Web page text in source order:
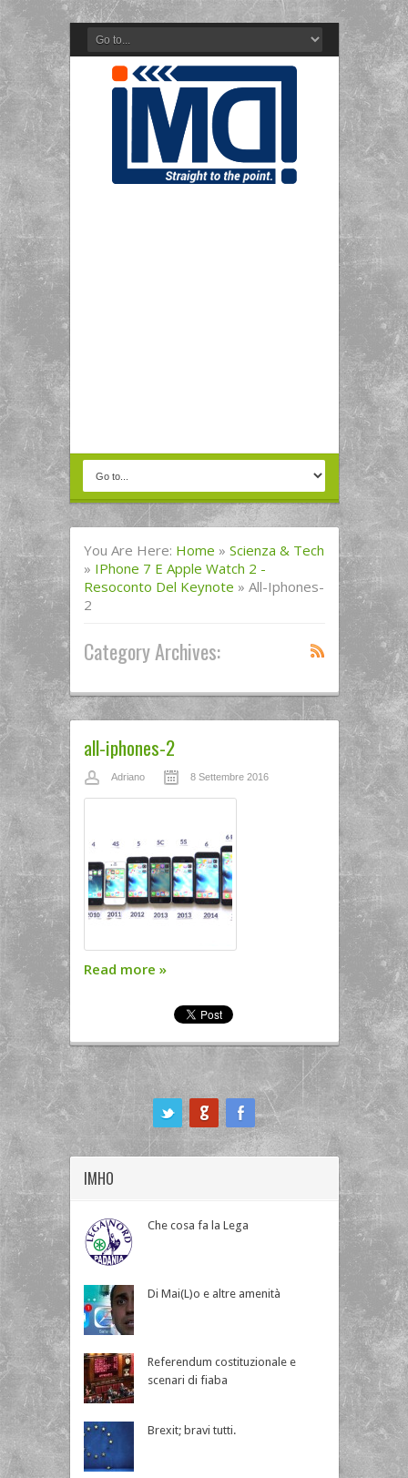
You Are Here: Home » Scienza & Tech
» IPhone 7 E Apple Watch 2 -
Resoconto Del Keynote » All-Iphones-
2
Category Archives:
all-iphones-2
Adriano 8 Settembre 2016
Read more »
IMHO
Che cosa fa la Lega
Di Mai(L)o e altre amenità
Referendum costituzionale e
scenari di fiaba
Brexit; bravi tutti.